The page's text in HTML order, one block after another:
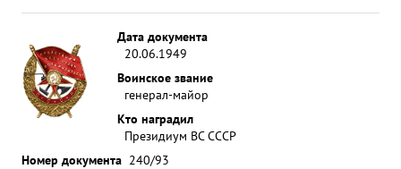
Дата документа
20.06.1949
Воинское звание
генерал-майор
Кто наградил
Президиум ВС СССР
Номер документа 240/93